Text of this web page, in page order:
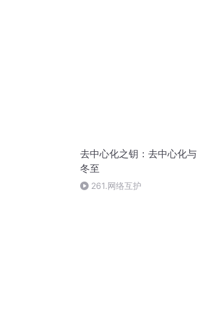
去中心化之钥：去中心化与
冬至
261.网络互护